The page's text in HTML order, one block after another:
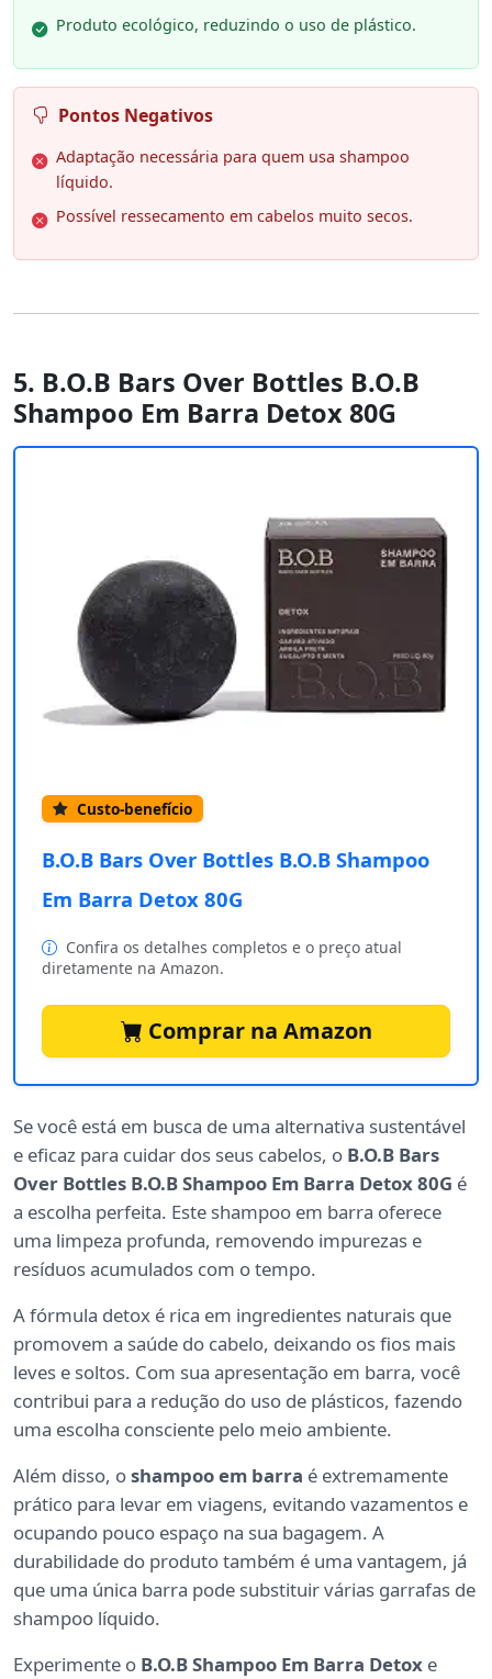
Produto ecológico, reduzindo o uso de plástico.
Pontos Negativos
Adaptação necessária para quem usa shampoo
líquido.
Possível ressecamento em cabelos muito secos.
5. B.O.B Bars Over Bottles B.O.B
Shampoo Em Barra Detox 80G
Custo-benefício
B.O.B Bars Over Bottles B.O.B Shampoo
Em Barra Detox 80G
Confira os detalhes completos e o preço atual
diretamente na Amazon.
Comprar na Amazon
Se você está em busca de uma alternativa sustentável
e eficaz para cuidar dos seus cabelos, o B.O.B Bars
Over Bottles B.O.B Shampoo Em Barra Detox 80G é
a escolha perfeita. Este shampoo em barra oferece
uma limpeza profunda, removendo impurezas e
resíduos acumulados com o tempo.
A fórmula detox é rica em ingredientes naturais que
promovem a saúde do cabelo, deixando os fios mais
leves e soltos. Com sua apresentação em barra, você
contribui para a redução do uso de plásticos, fazendo
uma escolha consciente pelo meio ambiente.
Além disso, oshampoo em barra é extremamente
prático para levar em viagens, evitando vazamentos e
ocupando pouco espaço na sua bagagem. A
durabilidade do produto também é uma vantagem, já
que uma única barra pode substituir várias garrafas de
shampoo líquido.
Experimente o B.O.B Shampoo Em Barra Detox e